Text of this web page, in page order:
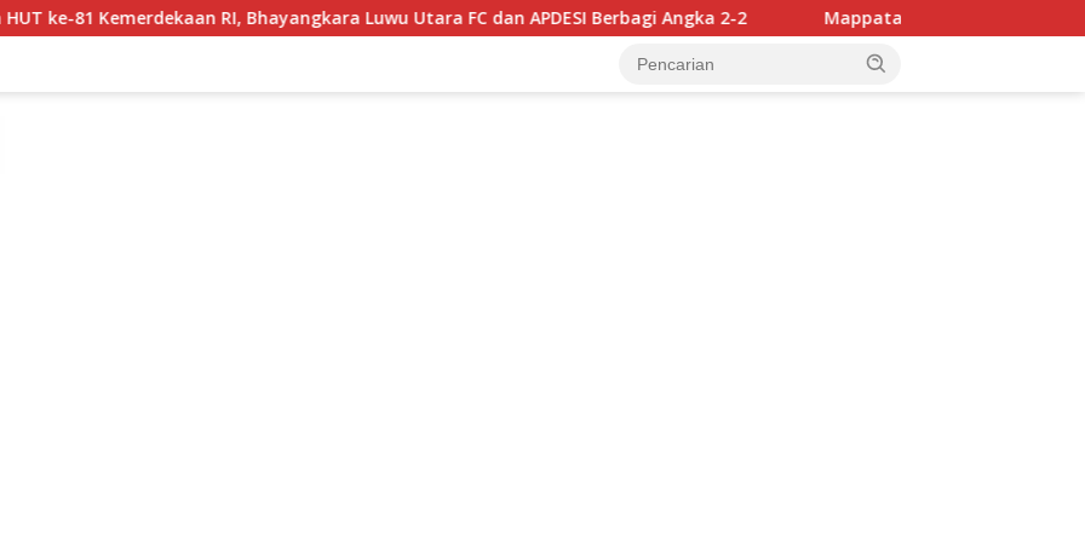
Luwu Utara FC dan APDESI Berbagi Angka 2-2 Mappatabe kepada Ulama Luwu, Kapolres AKBP Andrias